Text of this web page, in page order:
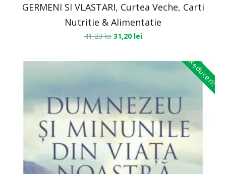
GERMENI SI VLASTARI, Curtea Veche, Carti
Nutritie & Alimentatie
41,23lei 31,20 lei
Reduceri!